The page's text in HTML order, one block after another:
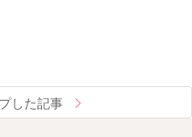
した記事